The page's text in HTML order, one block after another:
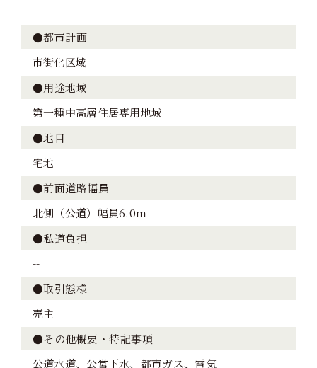
--
●都市計画
市街化区域
●用途地域
第一種中高層住居専用地域
●地目
宅地
●前面道路幅員
北側（公道）幅員6.0ｍ
●私道負担
--
●取引態様
売主
●その他概要・特記事項
公道水道、公営下水、都市ガス、電気